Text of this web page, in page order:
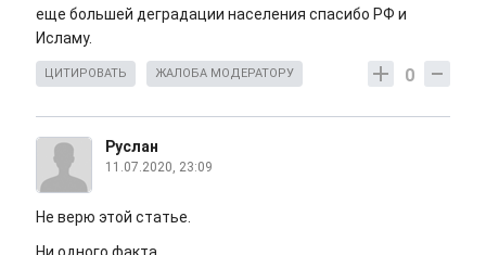
еще большей деградации населения спасибо РФ и
Исламу.
0
ЦИТИРОВАТЬ ЖАЛОБА МОДЕРАТОРУ
Руслан
11.07.2020, 23:09
Не верю этой статье.
Ни одного факта.